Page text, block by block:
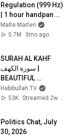
Regulation (999 Hz)
| 1 hour handpan
music | Malte
Marten
Malte Marten
5.7M
3mo ago
SURAH AL KAHF
سورة الكهف |
BEAUTIFUL
CALMING
RECITATION TO
TV
Habibullah TV
53K
Streamed 2w ago
Politics Chat, July
30, 2026